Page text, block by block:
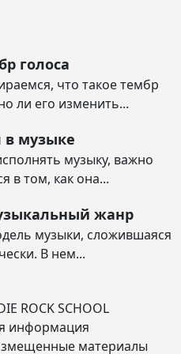
голоса
что такое тембр
ли его изменить...
в музыке
музыку, важно
в том, как она...
жанр
музыки, сложившаяся
В нем...
ROCK SCHOOL
информация
материалы